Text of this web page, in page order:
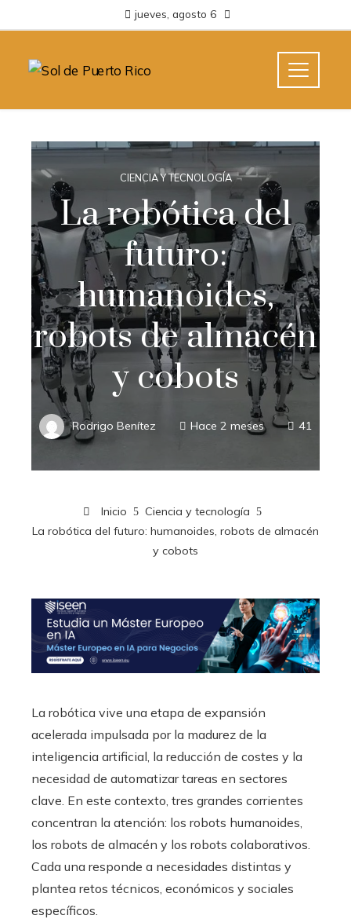
jueves, agosto 6
CIENCIA Y TECNOLOGÍA
La robótica del
futuro:
humanoides,
robots de almacén
y cobots
Rodrigo Benítez Hace 2 meses 41
Inicio
Ciencia y tecnología
La robótica del futuro: humanoides, robots de almacén
y cobots
La robótica vive una etapa de expansión
acelerada impulsada por la madurez de la
inteligencia artificial, la reducción de costes y la
necesidad de automatizar tareas en sectores
clave. En este contexto, tres grandes corrientes
concentran la atención: los robots humanoides,
los robots de almacén y los robots colaborativos.
Cada una responde a necesidades distintas y
plantea retos técnicos, económicos y sociales
específicos.